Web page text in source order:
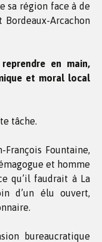
sa région face à de
Bordeaux-Arcachon
en main,
et moral local
tâche.
Fountaine,
et homme
qu’il faudrait à La
d’un élu ouvert,
bureaucratique